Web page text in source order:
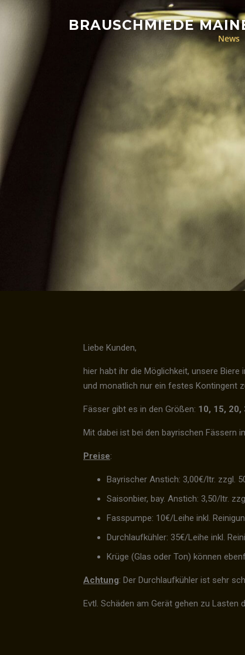
BRAUSCHMIEDE
News
Liebe Kunden,
hier habt ihr die Möglichkeit, unsere
und monatlich nur ein festes Kontingent
Fässer gibt es in den Größen: 10, 15, 20,
Mit dabei ist bei den bayrischen Fässern
Preise:
Bayrischer Anstich: 3,00€/ltr. zzgl.
Saisonbier, bay. Anstich: 3,50/ltr.
Fasspumpe: 10€/Leihe inkl.
Durchlaufkühler: 35€/Leihe inkl.
Krüge (Glas oder Ton) können
Achtung: Der Durchlaufkühler ist sehr
Evtl. Schäden am Gerät gehen zu Lasten